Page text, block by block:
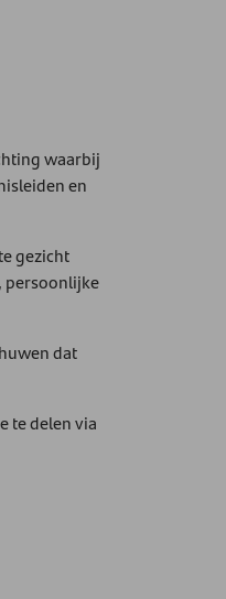
waarbij
en
gezicht
persoonlijke
dat
te delen via